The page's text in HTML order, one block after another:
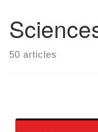
50 articles